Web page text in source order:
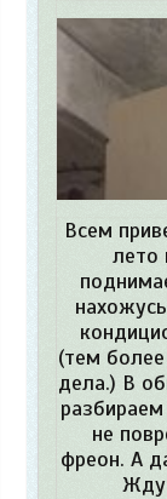
Всем
лето
(тем
дела.) В
не
фреон. А
Жду